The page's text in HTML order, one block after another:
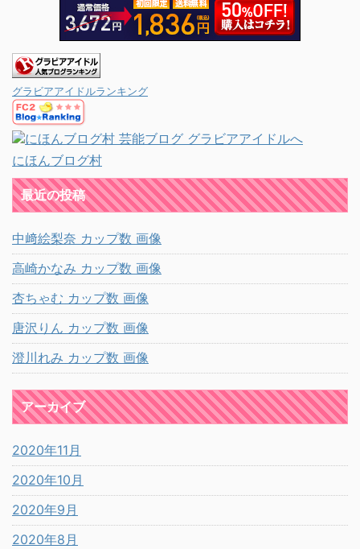
グラビアアイドルランキング
にほんブログ村
最近の投稿
中﨑絵梨奈 カップ数 画像
高崎かなみ カップ数 画像
杏ちゃむ カップ数 画像
唐沢りん カップ数 画像
澄川れみ カップ数 画像
アーカイブ
2020年11月
2020年10月
2020年9月
2020年8月